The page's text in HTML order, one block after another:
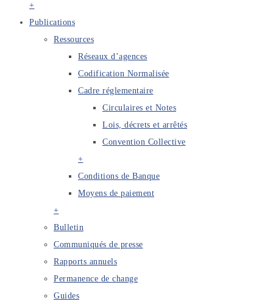
+
Publications
Ressources
Réseaux d’agences
Codification Normalisée
Cadre réglementaire
Circulaires et Notes
Lois, décrets et arrêtés
Convention Collective
+
Conditions de Banque
Moyens de paiement
+
Bulletin
Communiqués de presse
Rapports annuels
Permanence de change
Guides